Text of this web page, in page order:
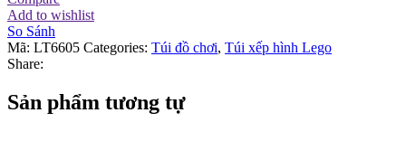
Add to wishlist
So Sánh
Mã: LT6605 Categories: Túi đồ chơi, Túi xếp hình Lego
Share:
Sản phẩm tương tự